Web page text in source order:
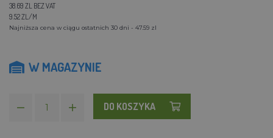
38.69 ZL BEZ VAT
9.52 ZL/M
Najniższa cena w ciągu ostatnich 30 dni - 47.59 zl
W MAGAZYNIE
DO KOSZYKA